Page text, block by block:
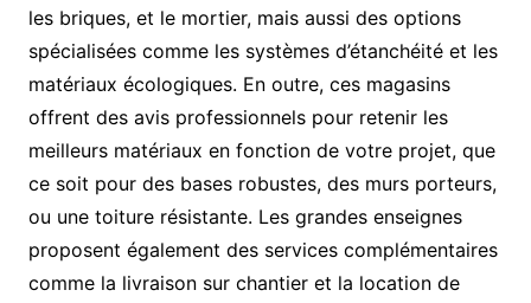
les briques, et le mortier, mais aussi des options
spécialisées comme les systèmes d’étanchéité et les
matériaux écologiques. En outre, ces magasins
offrent des avis professionnels pour retenir les
meilleurs matériaux en fonction de votre projet, que
ce soit pour des bases robustes, des murs porteurs,
ou une toiture résistante. Les grandes enseignes
proposent également des services complémentaires
comme la livraison sur chantier et la location de